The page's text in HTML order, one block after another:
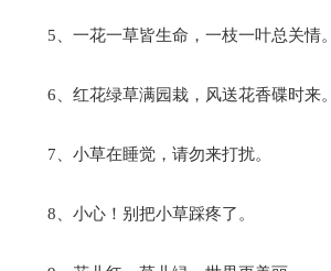
5、一花一草皆生命，一枝一叶总关情。
6、红花绿草满园栽，风送花香碟时来。
7、小草在睡觉，请勿来打扰。
8、小心！别把小草踩疼了。